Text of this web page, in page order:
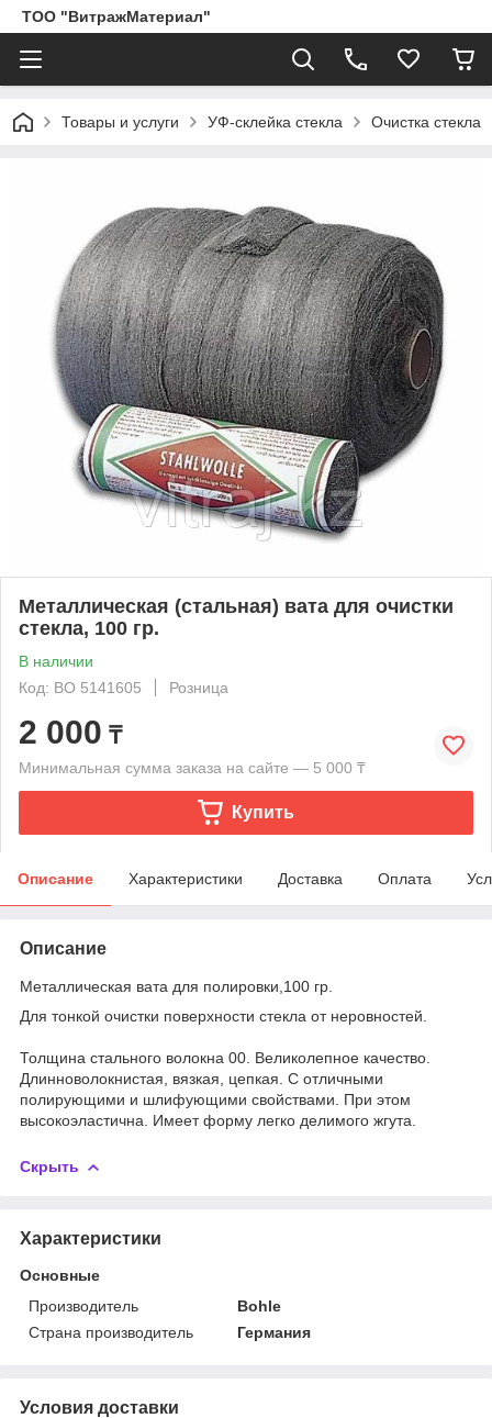
ТОО "ВитражМатериал"
Товары и услуги УФ-склейка стекла Очистка стекла
Металлическая (стальная) вата для очистки
стекла, 100 гр.
В наличии
Код: ВО 5141605
Розница
2 000 ₸
Минимальная сумма заказа на сайте — 5 000 ₸
Купить
Описание Характеристики Доставка Оплата
Описание
Металлическая вата для полировки,100 гр.
Для тонкой очистки поверхности стекла от неровностей.
Толщина стального волокна 00. Великолепное качество.
Длинноволокнистая, вязкая, цепкая. С отличными
полирующими и шлифующими свойствами. При этом
высокоэластична. Имеет форму легко делимого жгута.
Скрыть
Характеристики
Основные
Производитель
Bohle
Страна производитель
Германия
Условия доставки